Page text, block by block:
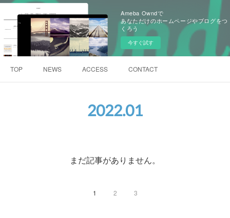
Ameba Owndで
あなただけのホームページやブログをつ
くろう
今すぐ試す
TOP NEWS ACCESS CONTACT
2022.01
まだ記事がありません。
1 2 3